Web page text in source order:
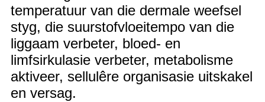
temperatuur van die dermale weefsel
styg, die suurstofvloeitempo van die
liggaam verbeter, bloed- en
limfsirkulasie verbeter, metabolisme
aktiveer, sellulêre organisasie uitskakel
en versag.